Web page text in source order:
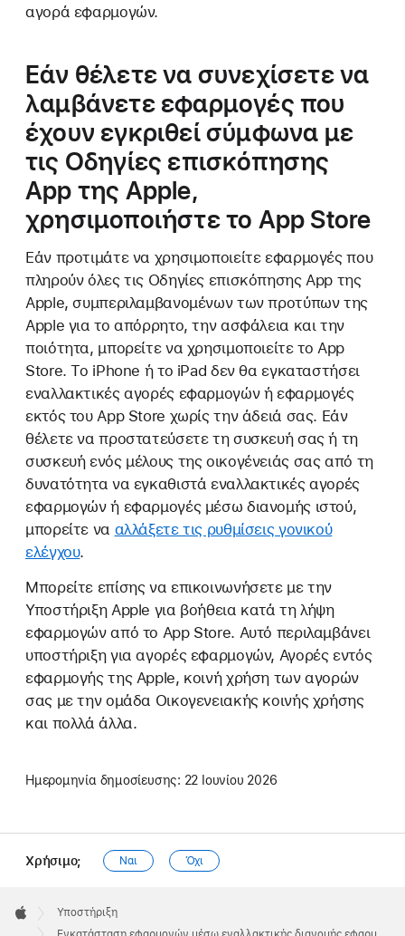
αγορά εφαρμογών.
Εάν θέλετε να συνεχίσετε να
λαμβάνετε εφαρμογές που
έχουν εγκριθεί σύμφωνα με
τις Οδηγίες επισκόπησης
App της Apple,
χρησιμοποιήστε το App Store
Εάν προτιμάτε να χρησιμοποιείτε εφαρμογές που
πληρούν όλες τις Οδηγίες επισκόπησης App της
Apple, συμπεριλαμβανομένων των προτύπων της
Apple για το απόρρητο, την ασφάλεια και την
ποιότητα, μπορείτε να χρησιμοποιείτε το App
Store. Το iPhone ή το iPad δεν θα εγκαταστήσει
εναλλακτικές αγορές εφαρμογών ή εφαρμογές
εκτός του App Store χωρίς την άδειά σας. Εάν
θέλετε να προστατεύσετε τη συσκευή σας ή τη
συσκευή ενός μέλους της οικογένειάς σας από τη
δυνατότητα να εγκαθιστά εναλλακτικές αγορές
εφαρμογών ή εφαρμογές μέσω διανομής ιστού,
μπορείτε να αλλάξετε τις ρυθμίσεις γονικού
ελέγχου.
Μπορείτε επίσης να επικοινωνήσετε με την
Υποστήριξη Apple για βοήθεια κατά τη λήψη
εφαρμογών από το App Store. Αυτό περιλαμβάνει
υποστήριξη για αγορές εφαρμογών, Αγορές εντός
εφαρμογής της Apple, κοινή χρήση των αγορών
σας με την ομάδα Οικογενειακής κοινής χρήσης
και πολλά άλλα.
Ημερομηνία δημοσίευσης: 22 Ιουνίου 2026
Χρήσιμο; Ναι Όχι
Footer

Apple
Υποστήριξη